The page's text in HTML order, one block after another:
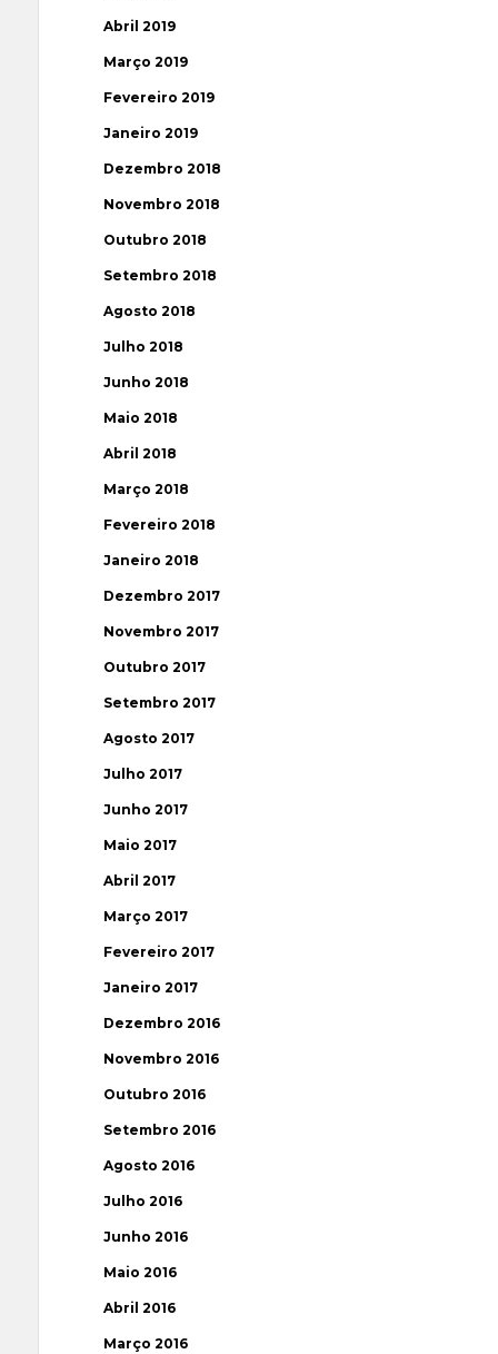
Abril 2019
Março 2019
Fevereiro 2019
Janeiro 2019
Dezembro 2018
Novembro 2018
Outubro 2018
Setembro 2018
Agosto 2018
Julho 2018
Junho 2018
Maio 2018
Abril 2018
Março 2018
Fevereiro 2018
Janeiro 2018
Dezembro 2017
Novembro 2017
Outubro 2017
Setembro 2017
Agosto 2017
Julho 2017
Junho 2017
Maio 2017
Abril 2017
Março 2017
Fevereiro 2017
Janeiro 2017
Dezembro 2016
Novembro 2016
Outubro 2016
Setembro 2016
Agosto 2016
Julho 2016
Junho 2016
Maio 2016
Abril 2016
Março 2016